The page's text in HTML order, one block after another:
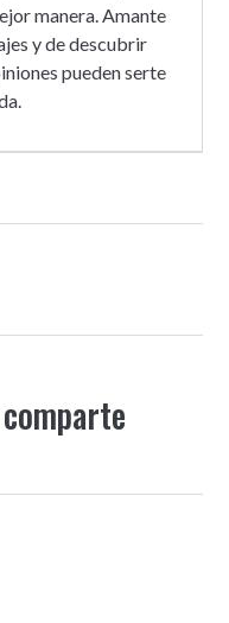
manera. Amante
y de descubrir
pueden serte